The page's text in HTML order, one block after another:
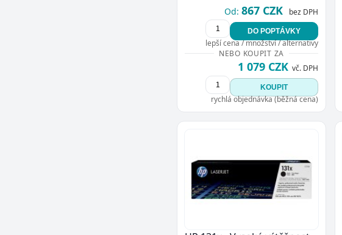
Od: 867 CZK bez DPH
DO POPTÁVKY
lepší cena / množství / alternativy
NEBO KOUPIT ZA
1 079 CZK vč. DPH
KOUPIT
rychlá objednávka (běžná cena)